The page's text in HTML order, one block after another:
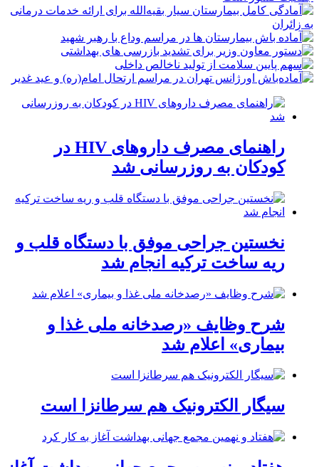
راهنمای مصرف داروهای HIV در
کودکان به روزرسانی شد
نخستین جراحی موفق با دستگاه قلب و
ریه ساخت ترکیه انجام شد
شرح وظایف «رصدخانه ملی غذا و
بیماری» اعلام شد
سیگار الکترونیک هم سرطانزا است